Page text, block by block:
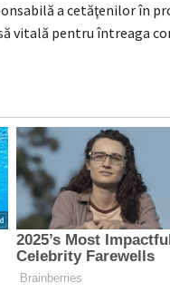
a cetăţenilor în
vitală pentru întreaga